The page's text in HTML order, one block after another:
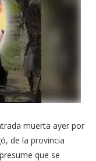
muerta ayer por
de la provincia
que se